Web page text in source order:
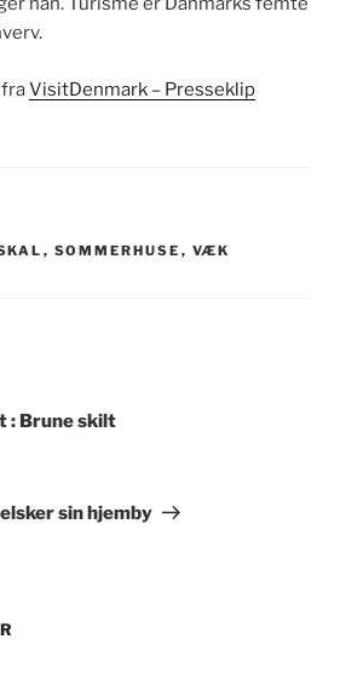
VisitDenmark – Presseklip
, SOMMERHUSE , VÆK
: Brune skilt
sin hjemby